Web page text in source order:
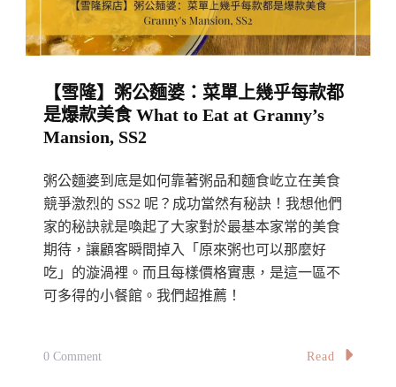
食
虎
藏
龍
的
美
食
之
都
【雪隆】粥公麵婆：菜單上幾乎每款都
是爆款美食 What to Eat at Granny’s
Mansion, SS2
粥公麵婆到底是如何靠著粥品和麵食屹立在美食
競爭激烈的 SS2 呢？成功當然有秘訣！我想他們
家的秘訣就是喚起了大家對於最基本家常的美食
期待，讓顧客瞬間掉入「原來粥也可以那麼好
吃」的漩渦裡。而且每樣價格實惠，是這一區不
可多得的小餐館。我們超推薦！
0 CommentOn
Read